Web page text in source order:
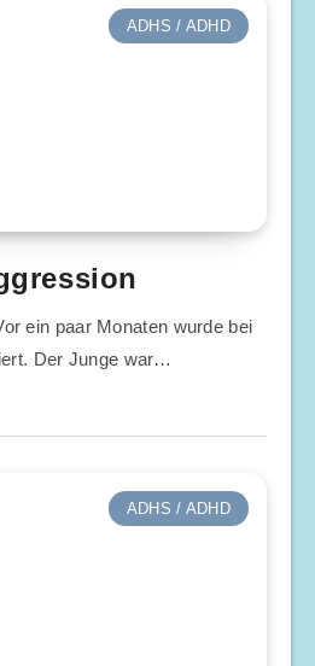
ADHS / ADHD
ein paar Monaten wurde bei
Der Junge war…
ADHS / ADHD